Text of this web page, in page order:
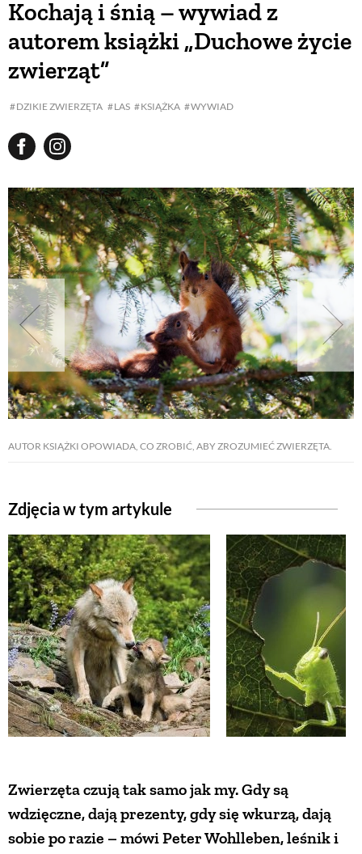
Kochają i śnią – wywiad z
autorem książki „Duchowe życie
zwierząt”
DZIKIE ZWIERZĘTA LAS KSIĄŻKA WYWIAD
AUTOR KSIĄŻKI OPOWIADA, CO ZROBIĆ, ABY ZROZUMIEĆ ZWIERZĘTA.
Zdjęcia w tym artykule
Zwierzęta czują tak samo jak my. Gdy są
wdzięczne, dają prezenty, gdy się wkurzą, dają
sobie po razie – mówi Peter Wohlleben, leśnik i
BUDUJEMY DOM
OGRÓD
ROŚLINY OGRODOWE
PORADY
ZIELEŃ W DOMU
PROJEKTOWANIE OGRODU
NATURALNIE
NATURALNA APTECZKA
DLA DOMU
EKO ŻYCIE
PRZYRODA
ZWIERZĘTA DOMOWE
GRZYBY